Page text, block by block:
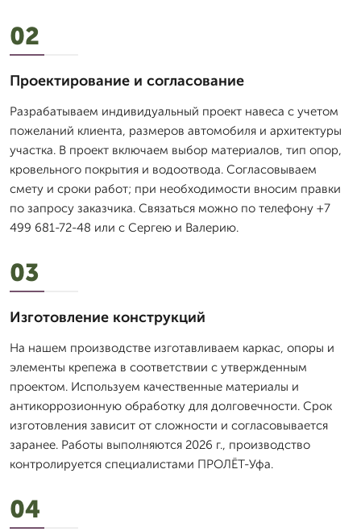
02
Проектирование и согласование
Разрабатываем индивидуальный проект навеса с учетом
пожеланий клиента, размеров автомобиля и архитектуры
участка. В проект включаем выбор материалов, тип опор,
кровельного покрытия и водоотвода. Согласовываем
смету и сроки работ; при необходимости вносим правки
по запросу заказчика. Связаться можно по телефону +7
499 681-72-48 или с Сергею и Валерию.
03
Изготовление конструкций
На нашем производстве изготавливаем каркас, опоры и
элементы крепежа в соответствии с утвержденным
проектом. Используем качественные материалы и
антикоррозионную обработку для долговечности. Срок
изготовления зависит от сложности и согласовывается
заранее. Работы выполняются 2026 г., производство
контролируется специалистами ПРОЛЁТ-Уфа.
04